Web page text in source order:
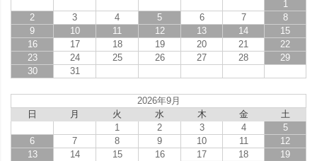
1
2
3 4 5 6 7
8
9
10 11 12 13 14
15
16
17 18 19 20 21
22
23
24 25 26 27 28
29
30
31
2026年9月
日
月 火 水 木 金
土
1
2 3 4
5
6
7 8 9 10 11
12
13
14 15 16 17 18
19